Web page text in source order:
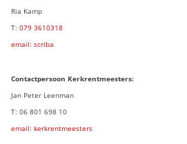
Ria Kamp
T: 079 3610318
email: scriba
Contactpersoon Kerkrentmeesters:
Jan Peter Leenman
T: 06 801 698 10
email: kerkrentmeesters